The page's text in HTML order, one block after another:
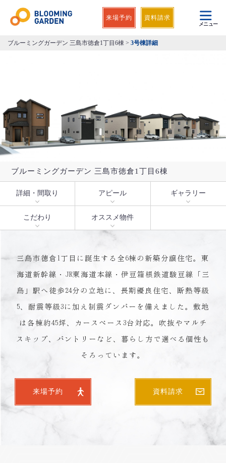
来場予約 資料請求
メニュー
ブルーミングガーデン 三島市徳倉1丁目6棟 > 3号棟詳細
ブルーミングガーデン 三島市徳倉1丁目6棟
詳細・間取り アピール ギャラリー
こだわり オススメ物件
三島市徳倉1丁目に誕生する全6棟の新築分譲住宅。東
海道新幹線・JR東海道本線・伊豆箱根鉄道駿豆線「三
島」駅へ徒歩24分の立地に、長期優良住宅、断熱等級
5、耐震等級3に加え制震ダンパーを備えました。敷地
は各棟約45坪、カースペース3台対応。吹抜やマルチ
スキップ、パントリーなど、暮らし方で選べる個性も
そろっています。
来場予約 資料請求